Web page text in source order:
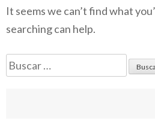
It seems we can’t find what
searching can help.
Buscar: